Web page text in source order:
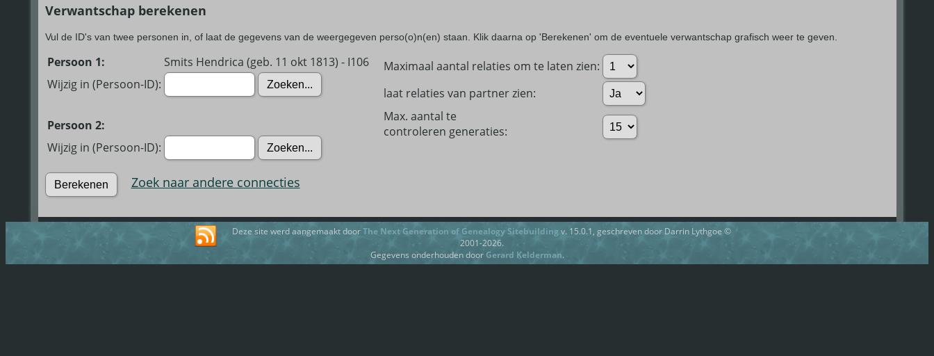
Verwantschap berekenen
Vul de ID's van twee personen in, of laat de gegevens van de weergegeven perso(o)n(en) staan. Klik daarna op 'Berekenen' om de eventuele verwantschap grafisch weer te geven.
Persoon 1:
Smits Hendrica (geb. 11 okt 1813) - I106
Wijzig in (Persoon-ID):
Persoon 2:
Wijzig in (Persoon-ID):
Maximaal aantal relaties om te laten zien:
laat relaties van partner zien:
Max. aantal te
controleren generaties:
Zoek naar andere connecties
Deze site werd aangemaakt doorThe Next Generation of Genealogy Sitebuildingv. 15.0.1, geschreven door Darrin Lythgoe ©
2001-2026.
Gegevens onderhouden door Gerard Kelderman.